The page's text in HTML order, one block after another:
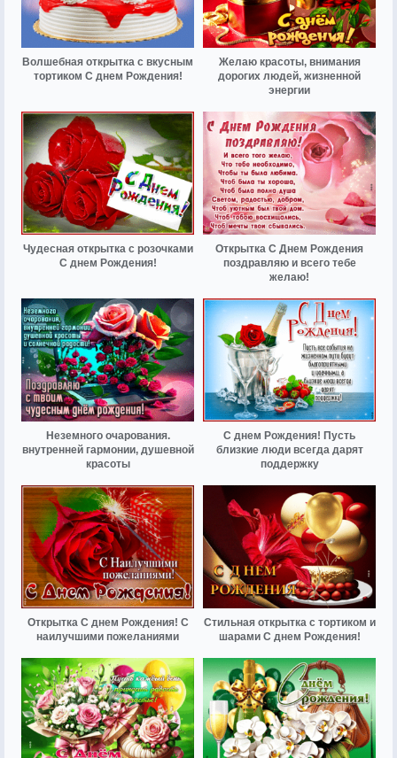
Волшебная открытка с вкусным
тортиком С днем Рождения!
Желаю красоты, внимания
дорогих людей, жизненной
энергии
Чудесная открытка с розочками
С днем Рождения!
Открытка С Днем Рождения
поздравляю и всего тебе
желаю!
Неземного очарования.
внутренней гармонии, душевной
красоты
С днем Рождения! Пусть
близкие люди всегда дарят
поддержку
Открытка С днем Рождения! С
наилучшими пожеланиями
Стильная открытка с тортиком и
шарами С днем Рождения!